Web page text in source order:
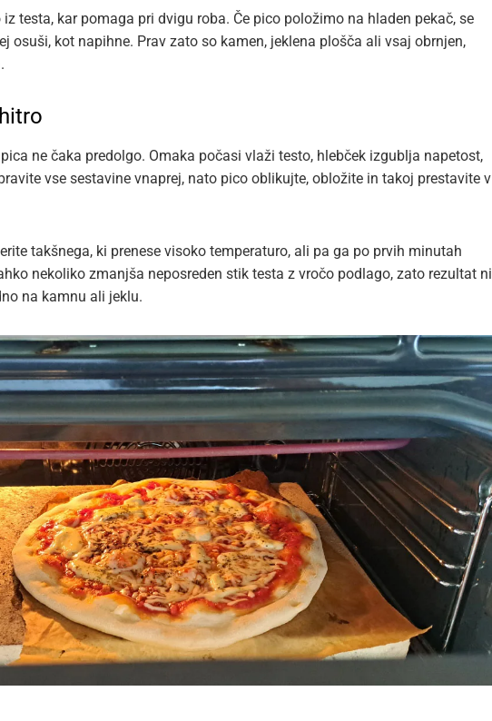
testa, kar pomaga pri dvigu roba. Če pico položimo na hladen pekač, se
osuši, kot napihne. Prav zato so kamen, jeklena plošča ali vsaj obrnjen,
ne čaka predolgo. Omaka počasi vlaži testo, hlebček izgublja napetost,
vse sestavine vnaprej, nato pico oblikujte, obložite in takoj prestavite v
takšnega, ki prenese visoko temperaturo, ali pa ga po prvih minutah
nekoliko zmanjša neposreden stik testa z vročo podlago, zato rezultat ni
na kamnu ali jeklu.